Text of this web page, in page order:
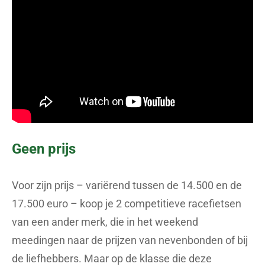
Geen prijs
Voor zijn prijs – variërend tussen de 14.500 en de
17.500 euro – koop je 2 competitieve racefietsen
van een ander merk, die in het weekend
meedingen naar de prijzen van nevenbonden of bij
de liefhebbers. Maar op de klasse die deze